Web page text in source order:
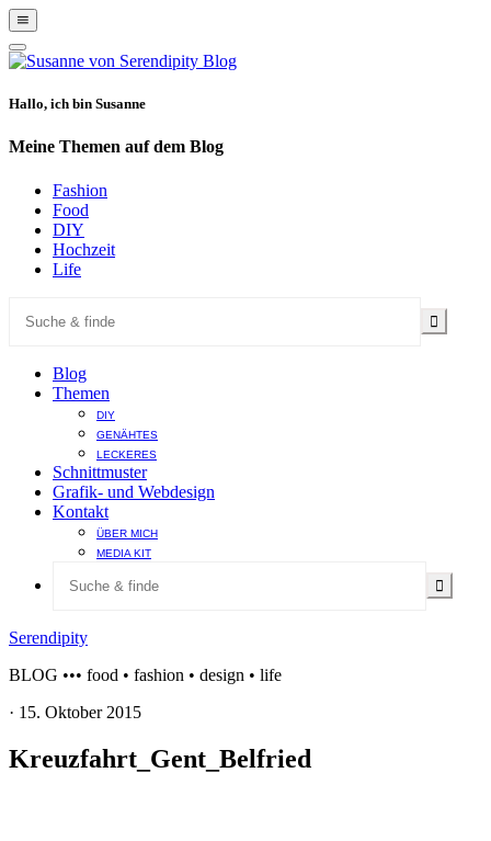
Show
Offscreen
Content
Hide
Offscreen
Hallo, ich bin Susanne
Meine Themen auf dem Blog
Fashion
Food
DIY
Hochzeit
Life
Blog
Themen
DIY
GENÄHTES
LECKERES
Schnittmuster
Grafik- und Webdesign
Kontakt
ÜBER MICH
MEDIA KIT
Serendipity
BLOG ••• food • fashion • design • life
· 15. Oktober 2015
Kreuzfahrt_Gent_Belfried